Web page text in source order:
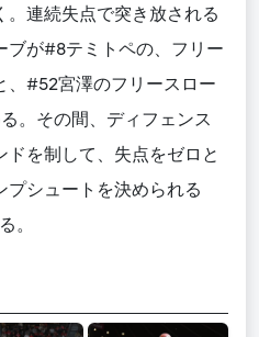
。連続失点で突き放される
ブが#8テミトペの、フリー
、#52宮澤のフリースロー
。その間、ディフェンス
ドを制して、失点をゼロと
シュートを決められる
。